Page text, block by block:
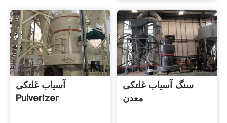
آسیاب غلتکی
Pulverizer
سنگ آسیاب غلتکی
معدن